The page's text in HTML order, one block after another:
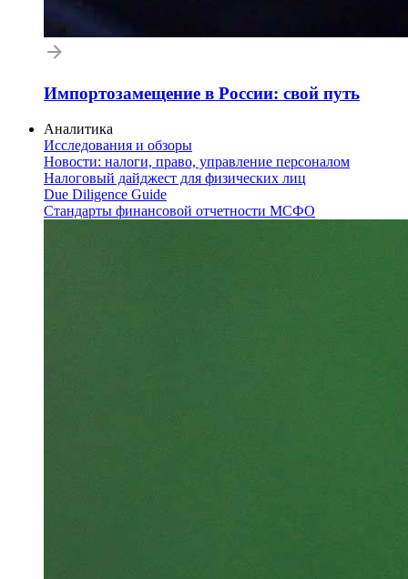
Импортозамещение в России: свой путь
Аналитика
Исследования и обзоры
Новости: налоги, право, управление персоналом
Налоговый дайджест для физических лиц
Due Diligence Guide
Стандарты финансовой отчетности МСФО